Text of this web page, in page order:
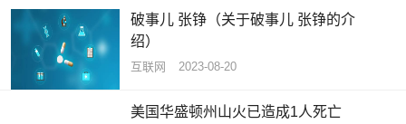
破事儿 张铮（关于破事儿 张铮的介
绍）
互联网 2023-08-20
美国华盛顿州山火已造成1人死亡